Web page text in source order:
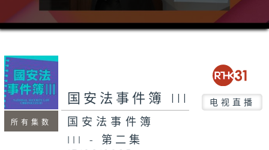
0
seconds
seconds
所有集数
国安法事件簿 III 电视直播
国安法事件簿
III - 第二集